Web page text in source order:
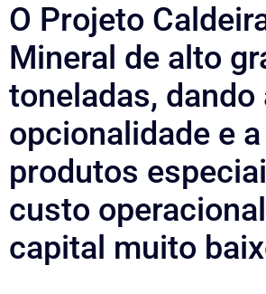
O Projeto
Mineral de alto
toneladas,
opcionalidade e
produtos
custo
capital muito